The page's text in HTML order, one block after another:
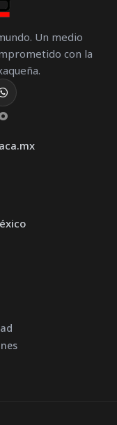
Un medio
con la